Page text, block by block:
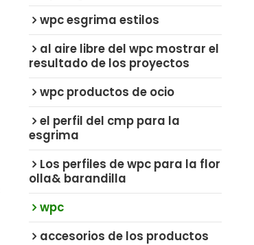
wpc esgrima estilos
al aire libre del wpc mostrar el
resultado de los proyectos
wpc productos de ocio
el perfil del cmp para la
esgrima
Los perfiles de wpc para la flor
olla& barandilla
wpc
accesorios de los productos